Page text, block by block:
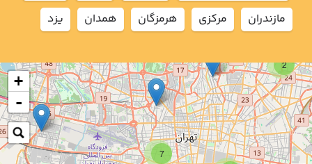
7
2
+
-
مازندران
مركزي هرمزگان همدان يزد